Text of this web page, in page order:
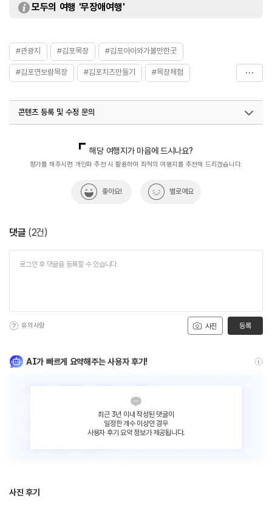
모두의 여행 '무장애여행'
#관광지 #김포목장 #김포아이와가볼만한곳
#김포연보람목장 #김포치즈만들기 #목장체험
콘텐츠 등록 및 수정 문의
해당 여행지가 마음에 드시나요?
평가를 해주시면 개인화 추천 시 활용하여 최적의 여행지를 추천해 드리겠습니다.
좋아요! 별로예요
댓글 (2건)
사진
유의사항 등록
AI가 빠르게 요약해주는 사용자 후기!
최근 3년 이내 작성된 댓글이
일정한 개수 이상인 경우
사용자 후기 요약 정보가 제공됩니다.
사진 후기